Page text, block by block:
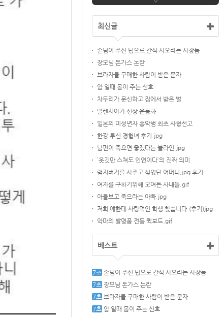
최신글
손님이 주신 팁으로 간식 사오라는 사장놈
장모님 돈가스 논란
브라자를 구매한 사람이 받은 문자
암 일때 몸이 주는 신호
차두리가 문신하고 집에서 받은 벌
발렌시아가 신상 운동화
일본의 미성년자 흉악범 최초 사형선고
한강 투신 경험녀 후기.jpg
남편이 죽으면 좋겠다는 블라인.jpg
`옷깃만 스쳐도 인연이다`의 진짜 의미
램지버거를 사주고 싶었던 어머니.jpg 후기
여자를 구하기위해 모여든 사내들.gif
아들보고 죽으라는 아빠.jpg
저희 얘한테 사탕먹인 학생 찾습니다.(후기)jpg
악마의 발명품 전동 퀵보드.gif
베스트
손님이 주신 팁으로 간식 사오라는 사장놈
장모님 돈가스 논란
브라자를 구매한 사람이 받은 문자
암 일때 몸이 주는 신호